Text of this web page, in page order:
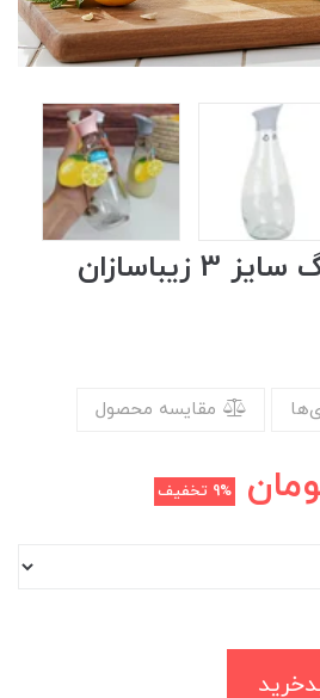
مقایسه محصول
9% تخفیف